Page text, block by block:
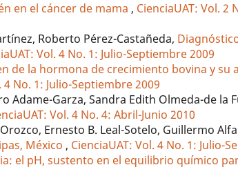
en el cáncer de mama, CienciaUAT: Vol. 2
Roberto Pérez-Castañeda,
Vol. 4 No. 1: Julio-Septiembre 2009
de la hormona de crecimiento bovina y su
4 No. 1: Julio-Septiembre 2009
Adame-Garza, Sandra Edith Olmeda-de la
Vol. 4 No. 4: Abril-Junio 2010
Ernesto B. Leal-Sotelo, Guillermo
México, CienciaUAT: Vol. 4 No. 1: Julio-
el pH, sustento en el equilibrio químico